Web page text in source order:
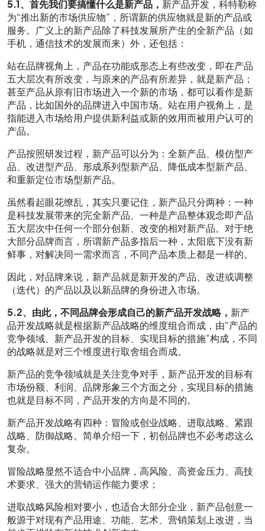
5.1、首先我们要搞懂什么是新产品， 新产品开发，科特勒称
为“推出新的市场供应物”，所谓新的供应物就是新的产品或
服务。广义上的新产品除了科技发展所产生的全新产品（如
手机，通信技术的发展而来）外，还包括：
站在品牌视角上，产品在功能或形态上有些改变，即在产品
五大层次有所改变，与原来的产品有所差异，就是新产品；
甚至产品从原有旧市场进入一个新的市场，都可以看作是新
产品，比如国外的品牌进入中国市场。站在用户视角上，是
指能进入市场给用户提供新利益或新的效用而被用户认可的
产品。
产品按照研发过程，新产品可以分为：全新产品、模仿型产
品、改进型产品、形成系列型新产品、降低成本型新产品、
和重新定位市场型新产品。
虽然看起眼花缭乱，其实只要记住，新产品只分两种：一种
是科技发展带来的完全新产品、一种是产品整体观念即产品
五大层次中任何一个部分创新、改变的相对新产品。对于绝
大部分品牌而言，所谓新产品多指后一种，太阳底下没有新
鲜事，对解决同一需求而言，不同产品本质上都是一样的。
因此，对品牌来说，新产品就是新开发的产品、改进或调整
（迭代）的产品以及以新品牌的身份进入市场。
5.2、由此，不同品牌会形成自己的新产品开发战略， 新产
品开发战略就是根据新产品战略的维度组合而成，由“产品的
竞争领域、新产品开发的目标、实现目标的措施”构成，不同
的战略就是对三个维度进行取舍组合而成。
新产品的竞争领域就是关注竞争对手，新产品开发的目标有
市场份额、利润、品牌形象三个方面之分，实现目标的措施
也就是目标不同，产品开发的方向是不同的。
新产品开发战略有四种：冒险或创业战略、进取战略、紧跟
战略、防御战略。简单介绍一下，初创品牌也不必考虑这么
复杂。
冒险战略显然不适合中小品牌，高风险、高资金压力、高技
术要求、强大的营销运作能力要求；
进取战略风险相对要小，也适合大部分企业，新产品创意一
般源于对现有产品用途、功能、艺术、营销策划上改进，当